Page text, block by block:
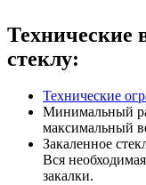
Технические
стеклу:
Технические
Минимальный
максимальный
Закаленное
Вся
закалки.